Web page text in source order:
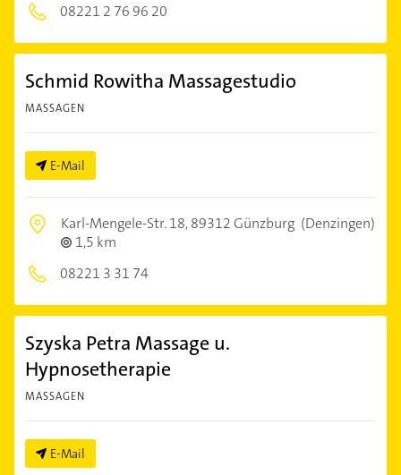
08221 2 76 96 20
Schmid Rowitha Massagestudio
MASSAGEN
E-Mail
Karl-Mengele-Str. 18,89312 Günzburg (Denzingen)
1,5 km
08221 3 31 74
Szyska Petra Massage u.
Hypnosetherapie
MASSAGEN
E-Mail